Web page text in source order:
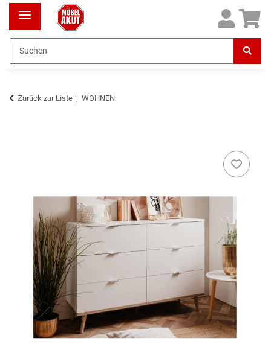
Zurück zur Liste WOHNEN